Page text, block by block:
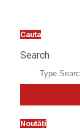
Cauta
Search
Noutăți